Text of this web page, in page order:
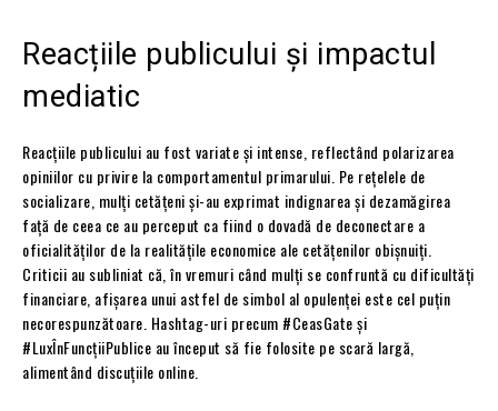
Reacțiile publicului și impactul
mediatic
Reacțiile publicului au fost variate și intense, reflectând polarizarea
opiniilor cu privire la comportamentul primarului. Pe rețelele de
socializare, mulți cetățeni și-au exprimat indignarea și dezamăgirea
față de ceea ce au perceput ca fiind o dovadă de deconectare a
oficialităților de la realitățile economice ale cetățenilor obișnuiți.
Criticii au subliniat că, în vremuri când mulți se confruntă cu dificultăți
financiare, afișarea unui astfel de simbol al opulenței este cel puțin
necorespunzătoare. Hashtag-uri precum #CeasGate și
#LuxÎnFuncțiiPublice au început să fie folosite pe scară largă,
alimentând discuțiile online.